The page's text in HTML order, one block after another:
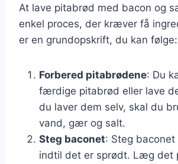
At lave pitabrød med bacon og
enkel proces, der kræver få
er en grundopskrift, du kan følge:
Forbered pitabrødene: Du
færdige pitabrød eller lave
du laver dem selv, skal du
vand, gær og salt.
Steg baconet: Steg
indtil det er sprødt. Læg det